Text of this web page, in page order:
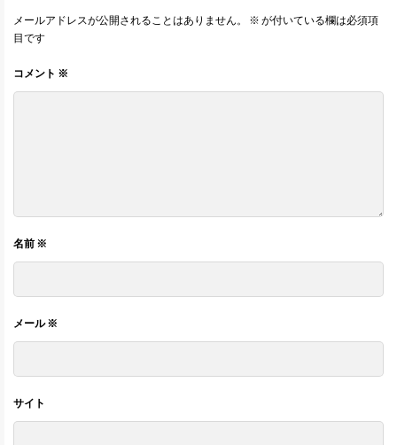
メールアドレスが公開されることはありません。 ※ が付いている欄は必須項
目です
コメント ※
名前 ※
メール※
サイト